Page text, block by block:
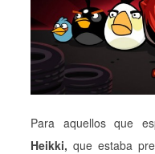
Para aquellos que
Heikki, que estaba